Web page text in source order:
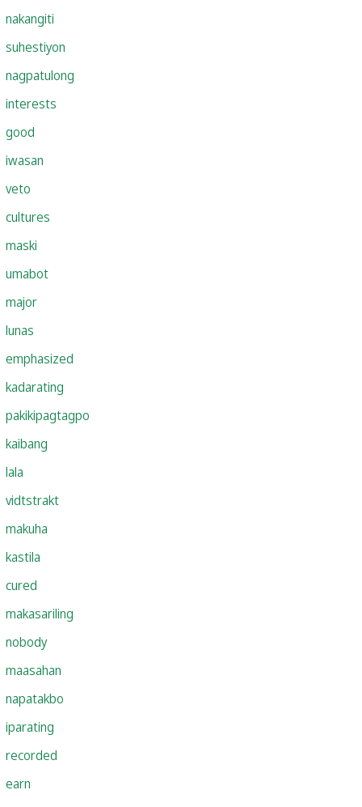
nakangiti
suhestiyon
nagpatulong
interests
good
iwasan
veto
cultures
maski
umabot
major
lunas
emphasized
kadarating
pakikipagtagpo
kaibang
lala
vidtstrakt
makuha
kastila
cured
makasariling
nobody
maasahan
napatakbo
iparating
recorded
earn